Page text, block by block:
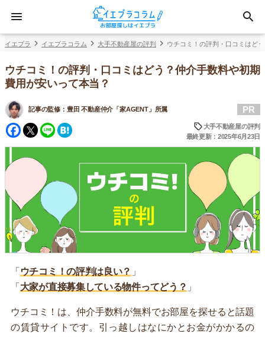
イエプラ イエプラコラム 大手不動産屋の評判 ウチコミ！の評判・口コミはど
ウチコミ！の評判・口コミはどう？仲介手数料や初期
費用が安いって本当？
記事の監修： 豊田 不動産仲介「家AGENT」所属
Facebook
Twitter
Line
PR
大手不動産屋の評判
最終更新：2025年6月23日
「 ウチコミ！の評判は良い？ 」
「 大家が直接募集している物件ってどう？ 」
ウチコミ！は、仲介手数料が無料でお部屋を探せると話題
の賃貸サイトです。引っ越しはなにかとお金がかかるの